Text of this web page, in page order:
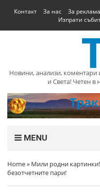
Контакт За нас За реклама
Изпрати
Новини, анализи,
и Света! Четен в
MENU
Home» Мили родни
безотчетните пари!